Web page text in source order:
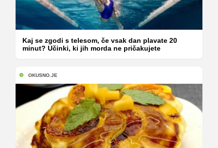
Kaj se zgodi s telesom, če vsak dan plavate 20
minut? Učinki, ki jih morda ne pričakujete
OKUSNO.JE